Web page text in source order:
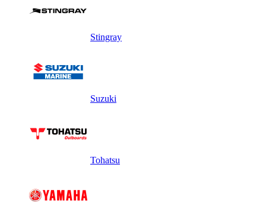
Stingray
Suzuki
Tohatsu